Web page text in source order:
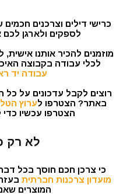
כרישי דילים וצרכנים
לספקים ולארגן לכם
מוזמנים להכיר אותנו
לכלי עבודה בקבוצה
עבודה יד
רוצים לקבל עדכונים על כל
באתר? הצטרפו לערוץ
הצטרפו עכשיו
לא רק
כי צרכן חכם חוסך בכל
מועדון צרכנות חברתית
המוצרים